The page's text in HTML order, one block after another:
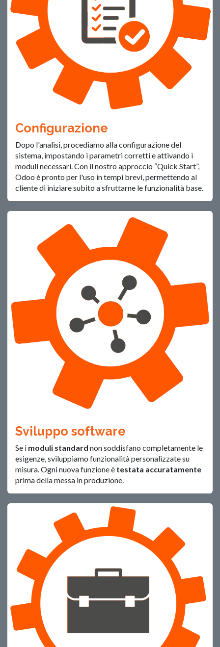
Configurazione
Dopo l'analisi, procediamo alla configurazione del
sistema, impostando i parametri corretti e attivando i
moduli necessari. Con il nostro approccio “Quick Start”,
Odoo è pronto per l'uso in tempi brevi, permettendo al
cliente di iniziare subito a sfruttarne le funzionalità base.
Sviluppo software
Se i moduli standard non soddisfano completamente le
esigenze, sviluppiamo funzionalità personalizzate su
misura. Ogni nuova funzione è testata accuratamente
prima della messa in produzione.